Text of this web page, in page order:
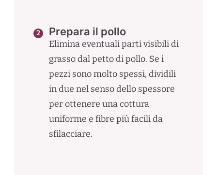
Prepara il pollo
Elimina eventuali parti visibili di
grasso dal petto di pollo. Se i
pezzi sono molto spessi, dividili
in due nel senso dello spessore
per ottenere una cottura
uniforme e fibre più facili da
sfilacciare.